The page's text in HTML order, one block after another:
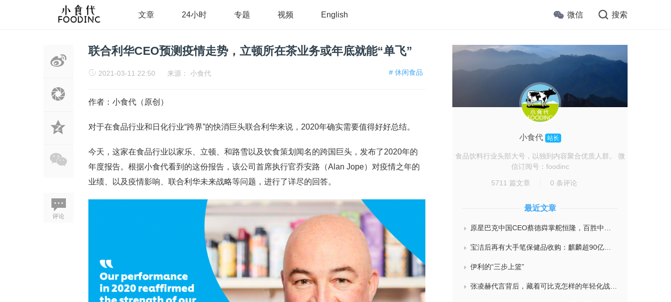
文章 24小时 专题 视频 English 微信 搜索
评论
联合利华CEO预测疫情走势，立顿所在茶业务或年底就能“单飞”
# 休闲食品
2021-03-11 22:50 来源： 小食代
作者：小食代（原创）
对于在食品行业和日化行业“跨界”的快消巨头联合利华来说，2020年确实需要值得好好总结。
今天，这家在食品行业以家乐、立顿、和路雪以及饮食策划闻名的跨国巨头，发布了2020年的
年度报告。根据小食代看到的这份报告，该公司首席执行官乔安路（Alan Jope）对疫情之年的
业绩、以及疫情影响、联合利华未来战略等问题，进行了详尽的回答。
小食代 站长
食品饮料行业头部大号，以独到内容聚合优质人群。 微
信订阅号：foodinc
5711 篇文章 0 条评论
最近文章
原星巴克中国CEO蔡德粦掌舵恒隆，百胜中国完成必胜客内地所有权收购，泸溪河迎来反转，帝亚吉欧裁减岗位计划发布，秋天第一杯奶茶爆单
宝洁后再有大手笔保健品收购：麒麟超90亿拿下健美生，在华已入驻山姆和开市客等多渠道，为何超300亿资本一周内“疯抢”VMS？
伊利的“三步上篮”
张凌赫代言背后，藏着可比克怎样的年轻化战略？